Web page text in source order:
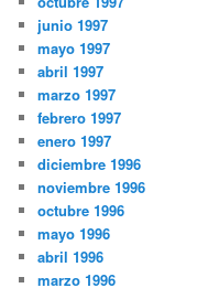
junio 1997
mayo 1997
abril 1997
marzo 1997
febrero 1997
enero 1997
diciembre 1996
noviembre 1996
octubre 1996
mayo 1996
abril 1996
marzo 1996